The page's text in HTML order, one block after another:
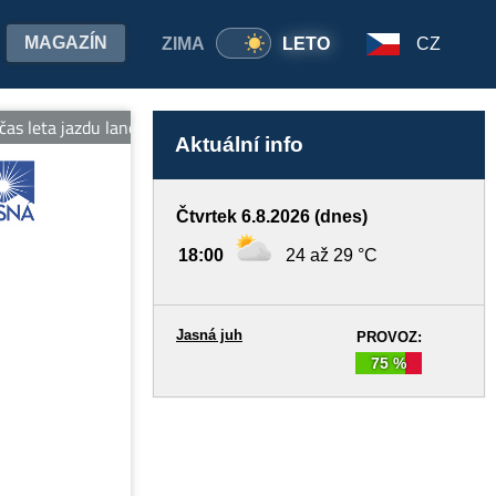
ZIMA LETO
MAGAZÍN CZ
lanovkami na oboch stranách Chopka v cene jedného
Aktuální info
Čtvrtek 6.8.2026 (dnes)
18:00 24 až 29 °C
PROVOZ:
75 %
Jasná juh